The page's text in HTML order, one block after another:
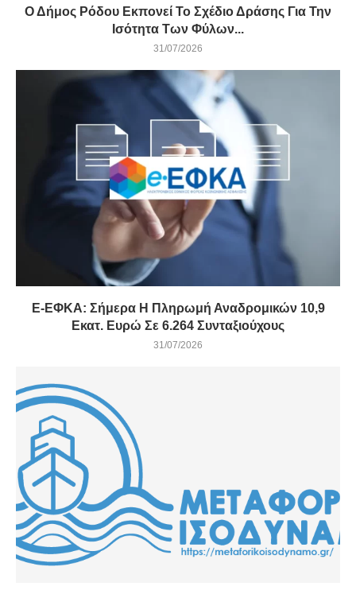
Ο Δήμος Ρόδου Εκπονεί Το Σχέδιο Δράσης Για Την
Ισότητα Των Φύλων...
31/07/2026
E-ΕΦΚΑ: Σήμερα Η Πληρωμή Αναδρομικών 10,9
Εκατ. Ευρώ Σε 6.264 Συνταξιούχους
31/07/2026